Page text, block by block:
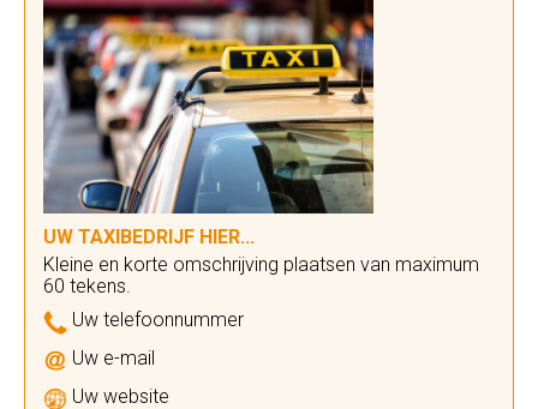
UW TAXIBEDRIJF HIER...
Kleine en korte omschrijving plaatsen van maximum
60 tekens.
Uw telefoonnummer
Uw e-mail
Uw website